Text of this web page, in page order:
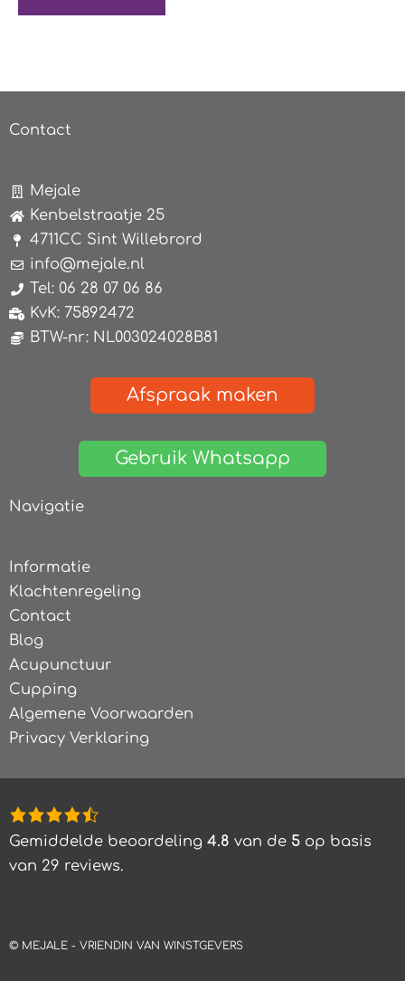
Contact
Mejale
Kenbelstraatje 25
4711CC Sint Willebrord
info@mejale.nl
Tel: 06 28 07 06 86
KvK: 75892472
BTW-nr: NL003024028B81
Afspraak maken
Gebruik Whatsapp
Navigatie
Informatie
Klachtenregeling
Contact
Blog
Acupunctuur
Cupping
Algemene Voorwaarden
Privacy Verklaring
4,8
rating
based
ratings
Gemiddelde beoordeling 4.8 van de 5 op basis
van 29 reviews.
© MEJALE - VRIENDIN VAN WINSTGEVERS